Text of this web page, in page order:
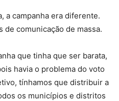
a campanha era diferente.
de comunicação de massa.
que tinha que ser barata,
havia o problema do voto
tínhamos que distribuir a
os municípios e distritos